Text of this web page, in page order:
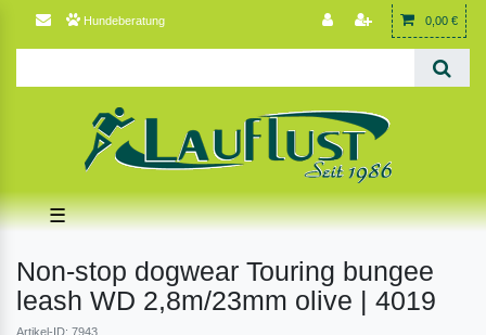
Hundeberatung 0,00 €
☰
Non-stop dogwear Touring bungee
leash WD 2,8m/23mm olive | 4019
Artikel-ID: 7943